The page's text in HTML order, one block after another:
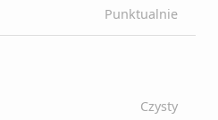
Punktualnie
Czysty